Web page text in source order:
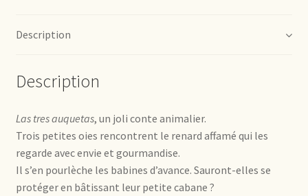
Description
Description
Las tres auquetas, un joli conte animalier.
Trois petites oies rencontrent le renard affamé qui les
regarde avec envie et gourmandise.
Il s’en pourlèche les babines d’avance. Sauront-elles se
protéger en bâtissant leur petite cabane ?